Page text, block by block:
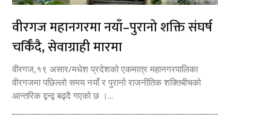
वीरगज महानगरमा नयाँ–पुरानो शक्ति संघर्ष
चर्किँदै, सेवाग्राही मारमा
वीरगज,१९ असार/मधेश प्रदेशको एकमात्र महानगरपालिका
वीरगजमा पछिल्लो समय नयाँ र पुरानो राजनीतिक शक्तिबीचको
आन्तरिक द्वन्द्व बढ्दै गएको छ ।...